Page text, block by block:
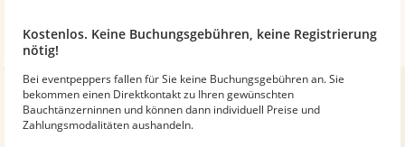
Kostenlos. Keine Buchungsgebühren, keine Registrierung
nötig!
Bei eventpeppers fallen für Sie keine Buchungsgebühren an. Sie
bekommen einen Direktkontakt zu Ihren gewünschten
Bauchtänzerninnen und können dann individuell Preise und
Zahlungsmodalitäten aushandeln.